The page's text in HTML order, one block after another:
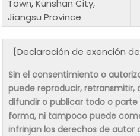
Town, Kunshan City,
Jiangsu Province
【Declaración de exención
Sin el consentimiento o
puede reproducir, retransmitir,
difundir o publicar todo o
forma, ni tampoco puede
infrinjan los derechos de autor